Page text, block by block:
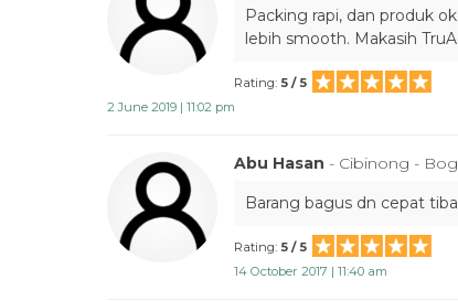
Packing rapi, dan produk
lebih smooth. Makasih
Rating: 5 / 5
2 June 2019 | 11:02 pm
Abu Hasan - Cibinong -
Barang bagus dn cepat
Rating: 5 / 5
14 October 2017 | 11:40 am